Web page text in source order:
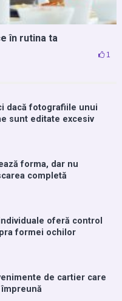
în rutina ta
1
dacă fotografiile unui
sunt editate excesiv
forma, dar nu
completă
oferă control
formei ochilor
de cartier care